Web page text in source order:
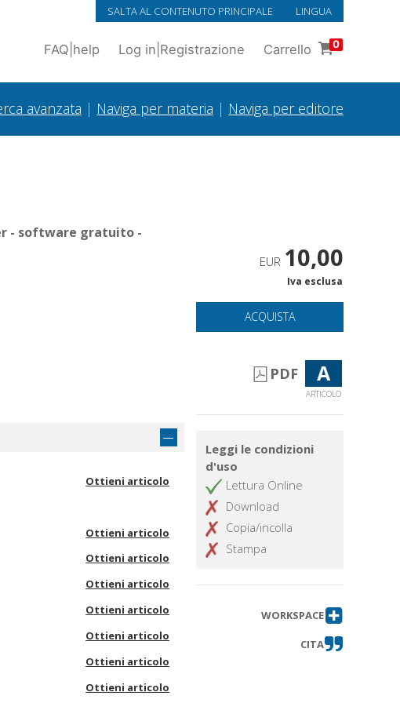
SALTA AL CONTENUTO PRINCIPALE LINGUA
FAQ help Log in Registrazione Carrello 0
avanzata | Naviga per materia | Naviga per editore
- software gratuito -
Ottieni articolo
Ottieni articolo
Ottieni articolo
Ottieni articolo
Ottieni articolo
Ottieni articolo
Ottieni articolo
Ottieni articolo
EUR 10,00
Iva esclusa
ACQUISTA
PDF A
ARTICOLO
Leggi le condizioni
d'uso
Lettura Online
Download
Copia/incolla
Stampa
WORKSPACE
CITA